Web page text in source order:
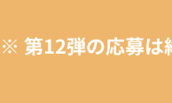
※ 第12弾の応募は